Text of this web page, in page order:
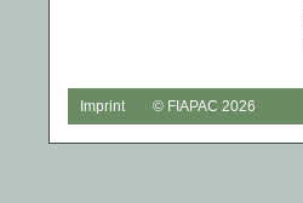
Imprint © FIAPAC 2026